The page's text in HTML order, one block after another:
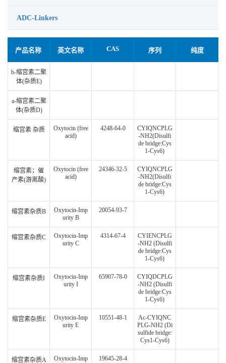
ADC-Linkers
产品名称 英文名称 CAS 序列 纯度
b-缩宫素二聚
体(杂质E)
a-缩宫素二聚
体(杂质D)
缩宫素 杂质
Oxytocin (free
acid)
4248-64-0
CYIQNCPLG
-NH2(Disulfi
de bridge:Cys
1-Cys6)
缩宫素；催
产素(游离酸)
Oxytocin (free
acid)
24346-32-5
CYIQNCPLG
-NH2(Disulfi
de bridge:Cys
1-Cys6)
缩宫素杂质B
Oxytocin-Imp
urity B
20054-93-7
缩宫素杂质C
Oxytocin-Imp
urity C
4314-67-4
CYIENCPLG
-NH2 (Disulfi
de bridge:Cys
1-Cys6)
缩宫素杂质I
Oxytocin-Imp
urity I
65907-78-0
CYIQDCPLG
-NH2 (Disulfi
de bridge:Cys
1-Cys6)
缩宫素杂质E
Oxytocin-Imp
urity E
10551-48-1
Ac-CYIQNC
PLG-NH2 (Di
sulfide bridge:
Cys1-Cys6)
缩宫素杂质A
Oxytocin-Imp
19645-28-4